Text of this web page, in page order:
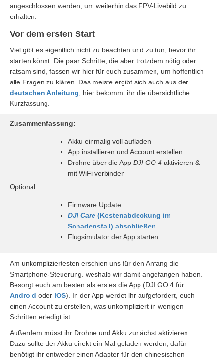
angeschlossen werden, um weiterhin das FPV-Livebild zu
erhalten.
Vor dem ersten Start
Viel gibt es eigentlich nicht zu beachten und zu tun, bevor ihr
starten könnt. Die paar Schritte, die aber trotzdem nötig oder
ratsam sind, fassen wir hier für euch zusammen, um hoffentlich
alle Fragen zu klären. Das meiste ergibt sich auch aus der
deutschen Anleitung, hier bekommt ihr die übersichtliche
Kurzfassung.
Zusammenfassung:
Akku einmalig voll aufladen
App installieren und Account erstellen
Drohne über die App DJI GO 4 aktivieren &
mit WiFi verbinden
Optional:
Firmware Update
DJI Care (Kostenabdeckung im
Schadensfall) abschließen
Flugsimulator der App starten
Am unkompliziertesten erschien uns für den Anfang die
Smartphone-Steuerung, weshalb wir damit angefangen haben.
Besorgt euch am besten als erstes die App (DJI GO 4 für
Android oder iOS). In der App werdet ihr aufgefordert, euch
einen Account zu erstellen, was unkompliziert in wenigen
Schritten erledigt ist.
Außerdem müsst ihr Drohne und Akku zunächst aktivieren.
Dazu sollte der Akku direkt ein Mal geladen werden, dafür
benötigt ihr entweder einen Adapter für den chinesischen